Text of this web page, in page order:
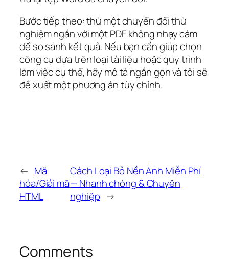
Bước tiếp theo: thử một chuyển đổi thử
nghiệm ngắn với một PDF không nhạy cảm
để so sánh kết quả. Nếu bạn cần giúp chọn
công cụ dựa trên loại tài liệu hoặc quy trình
làm việc cụ thể, hãy mô tả ngắn gọn và tôi sẽ
đề xuất một phương án tùy chỉnh.
← Mã
hóa/Giải mã
HTML
Cách Loại Bỏ Nền Ảnh Miễn Phí
— Nhanh chóng & Chuyên
nghiệp →
Comments